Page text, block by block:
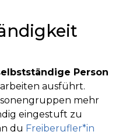
Person
ausführt.
mehr
eingestuft zu
du Freiberufler*in